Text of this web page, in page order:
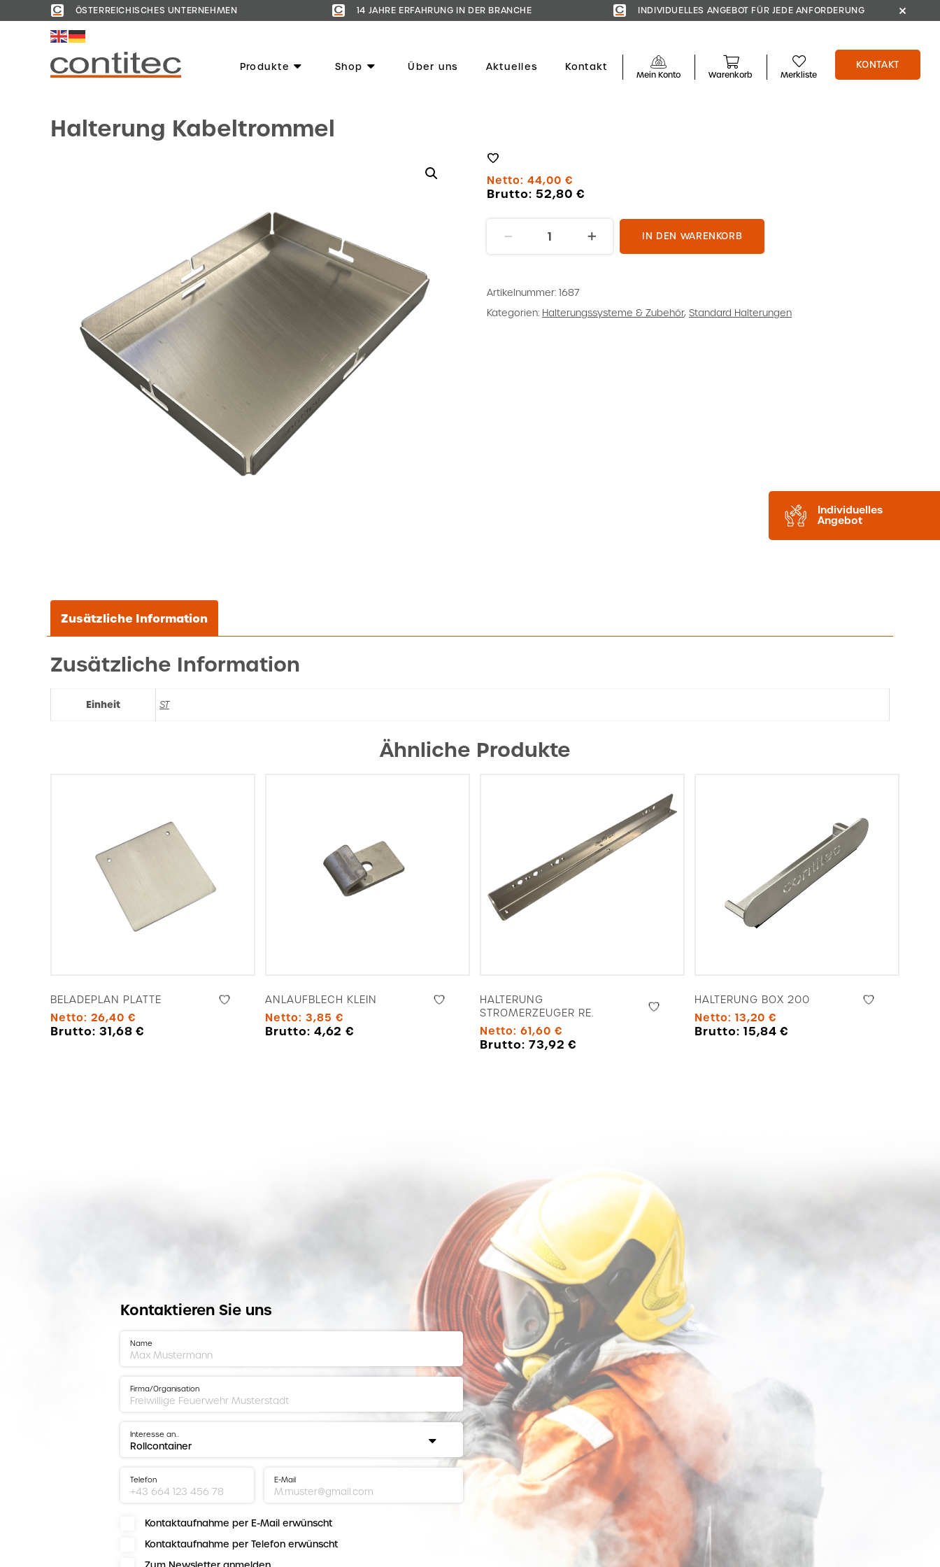
ÖSTERREICHISCHES UNTERNEHMEN 14 JAHRE ERFAHRUNG IN DER BRANCHE INDIVIDUELLES ANGEBOT FÜR JEDE ANFORDERUNG
Produkte Shop Über uns Aktuelles Kontakt
Mein Konto Warenkorb Merkliste
KONTAKT
Individuelles
Angebot
Halterung Kabeltrommel
Netto: 44,00 €
Brutto: 52,80€
IN DEN WARENKORB
Artikelnummer: 1687
Kategorien: Halterungssysteme & Zubehör, Standard Halterungen
Zusätzliche Information
Zusätzliche Information
Einheit ST
Ähnliche Produkte
BELADEPLAN PLATTE
Netto: 26,40 €
Brutto: 31,68€
ANLAUFBLECH KLEIN
Netto: 3,85 €
Brutto: 4,62 €
HALTERUNG
STROMERZEUGER RE.
Netto: 61,60 €
Brutto: 73,92€
HALTERUNG BOX 200
Netto: 13,20 €
Brutto: 15,84€
Kontaktieren Sie uns
Name
Firma/Organisation
Interesse an…
Telefon E-Mail
Kontaktaufnahme per E-Mail erwünscht
Kontaktaufnahme per Telefon erwünscht